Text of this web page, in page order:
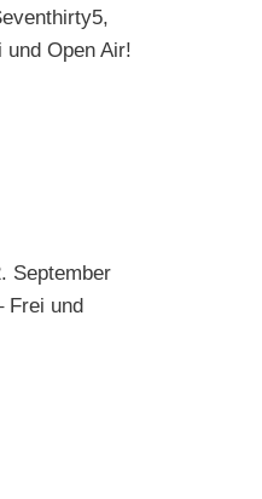
Open Air!
September
Frei und